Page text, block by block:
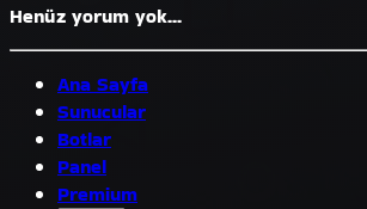
Henüz yorum yok...
Ana Sayfa
Sunucular
Botlar
Panel
Premium